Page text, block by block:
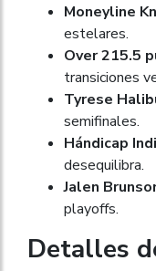
Moneyline
estelares.
Over 215.5
transiciones
Tyrese
semifinales.
Hándicap
desequilibra.
Jalen
playoffs.
Detalles